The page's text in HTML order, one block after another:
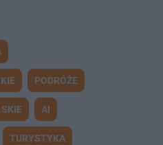
PODRÓŻE
AI
TURYSTYKA